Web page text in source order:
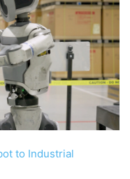
to Industrial